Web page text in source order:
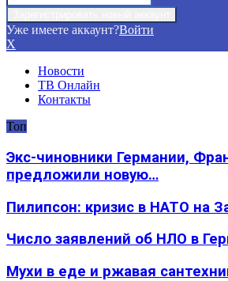
Уже имеете аккаунт?Войти
X
Новости
ТВ Онлайн
Контакты
Топ
Экс-чиновники Германии,
предложили новую…
Пилипсон: кризис в НАТО на
Число заявлений об НЛО в
Мухи в еде и ржавая